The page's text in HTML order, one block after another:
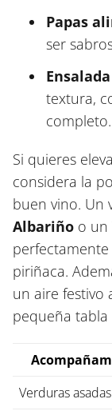
Papas
ser
textura,
completo.
Si quieres
considera la
buen vino. Un
Albariño o un
perfectamente
piriñaca.
un aire festivo
pequeña
Verduras asadas